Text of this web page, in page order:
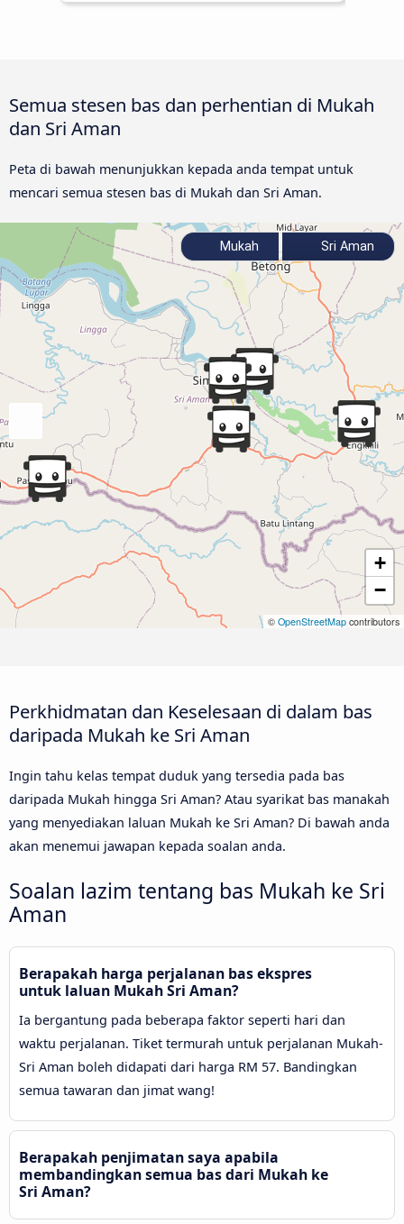
Semua stesen bas dan perhentian di Mukah
dan Sri Aman
Peta di bawah menunjukkan kepada anda tempat untuk
mencari semua stesen bas di Mukah dan Sri Aman.
+
−
© OpenStreetMap contributors
Mukah Sri Aman
Perkhidmatan dan Keselesaan di dalam bas
daripada Mukah ke Sri Aman
Ingin tahu kelas tempat duduk yang tersedia pada bas
daripada Mukah hingga Sri Aman? Atau syarikat bas manakah
yang menyediakan laluan Mukah ke Sri Aman? Di bawah anda
akan menemui jawapan kepada soalan anda.
Soalan lazim tentang bas Mukah ke Sri
Aman
Berapakah harga perjalanan bas ekspres
untuk laluan Mukah Sri Aman?
Ia bergantung pada beberapa faktor seperti hari dan
waktu perjalanan. Tiket termurah untuk perjalanan Mukah-
Sri Aman boleh didapati dari harga RM 57. Bandingkan
semua tawaran dan jimat wang!
Berapakah penjimatan saya apabila
membandingkan semua bas dari Mukah ke
Sri Aman?